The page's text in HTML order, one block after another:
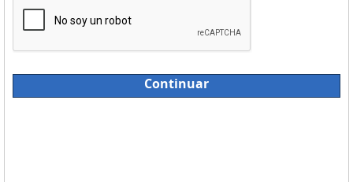
Continuar